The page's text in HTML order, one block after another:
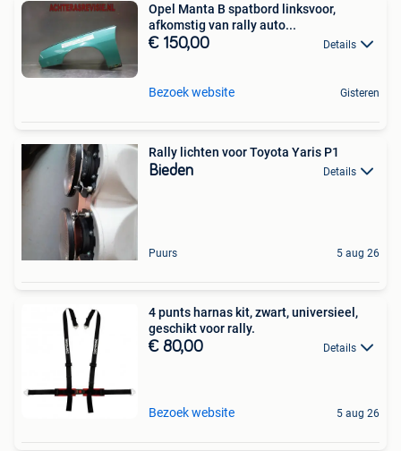
Opel Manta B spatbord linksvoor,
afkomstig van rally auto...
€ 150,00 Details
Bezoek website Gisteren
Rally lichten voor Toyota Yaris P1
Bieden Details
Puurs 5 aug 26
4 punts harnas kit, zwart, universieel,
geschikt voor rally.
€ 80,00 Details
Bezoek website 5 aug 26